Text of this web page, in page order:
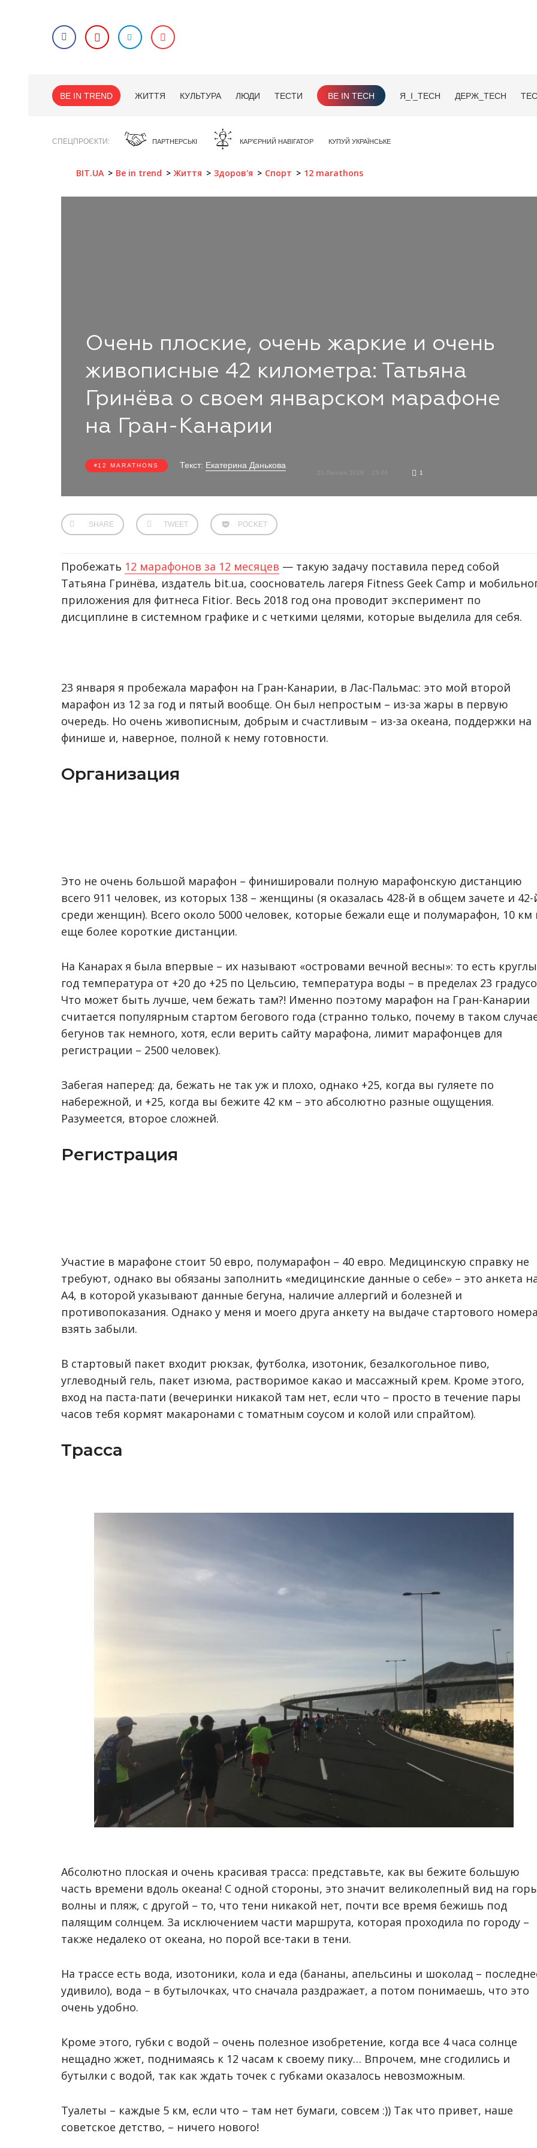
BE IN TREND ЖИТТЯ КУЛЬТУРА ЛЮДИ ТЕСТИ BE IN TECH Я_І_TECH ДЕРЖ_TECH
СПЕЦПРОЄКТИ ПАРТНЕРСЬКІ КАР'ЄРНИЙ НАВІГАТОР КУПУЙ УКРАЇНСЬКЕ
BIT.UA Be in trend Життя Здоров'я Спорт 12 marathons
Очень плоские, очень жаркие и очень
живописные 42 километра: Татьяна
Гринёва о своем январском марафоне
на Гран-Канарии
12 MARATHONS Текст: Екатерина Данькова
21 Лютого 2018 1
SHARE TWEET POCKET
Пробежать 12 марафонов за 12 месяцев — такую задачу поставила перед собой
Татьяна Гринёва, издатель bit.ua, сооснователь лагеря Fitness Geek Camp и
приложения для фитнеса Fitior. Весь 2018 год она проводит эксперимент по
дисциплине в системном графике и с четкими целями, которые выделила для себя.
23 января я пробежала марафон на Гран-Канарии, в Лас-Пальмас: это мой второй
марафон из 12 за год и пятый вообще. Он был непростым – из-за жары в первую
очередь. Но очень живописным, добрым и счастливым – из-за океана, поддержки на
финише и, наверное, полной к нему готовности.
Организация
Это не очень большой марафон – финишировали полную марафонскую дистанцию
всего 911 человек, из которых 138 – женщины (я оказалась 428-й в общем зачете и 42-
среди женщин). Всего около 5000 человек, которые бежали еще и полумарафон, 10 км
еще более короткие дистанции.
На Канарах я была впервые – их называют «островами вечной весны»: то есть
год температура от +20 до +25 по Цельсию, температура воды – в пределах 23
Что может быть лучше, чем бежать там?! Именно поэтому марафон на Гран-Канарии
считается популярным стартом бегового года (странно только, почему в таком
бегунов так немного, хотя, если верить сайту марафона, лимит марафонцев для
регистрации – 2500 человек).
Забегая наперед: да, бежать не так уж и плохо, однако +25, когда вы гуляете по
набережной, и +25, когда вы бежите 42 км – это абсолютно разные ощущения.
Разумеется, второе сложней.
Регистрация
Участие в марафоне стоит 50 евро, полумарафон – 40 евро. Медицинскую справку не
требуют, однако вы обязаны заполнить «медицинские данные о себе» – это анкета
А4, в которой указывают данные бегуна, наличие аллергий и болезней и
противопоказания. Однако у меня и моего друга анкету на выдаче стартового
взять забыли.
В стартовый пакет входит рюкзак, футболка, изотоник, безалкогольное пиво,
углеводный гель, пакет изюма, растворимое какао и массажный крем. Кроме этого,
вход на паста-пати (вечеринки никакой там нет, если что – просто в течение пары
часов тебя кормят макаронами с томатным соусом и колой или спрайтом).
Трасса
Абсолютно плоская и очень красивая трасса: представьте, как вы бежите большую
часть времени вдоль океана! С одной стороны, это значит великолепный вид на
волны и пляж, с другой – то, что тени никакой нет, почти все время бежишь под
палящим солнцем. За исключением части маршрута, которая проходила по городу –
также недалеко от океана, но порой все-таки в тени.
На трассе есть вода, изотоники, кола и еда (бананы, апельсины и шоколад –
удивило), вода – в бутылочках, что сначала раздражает, а потом понимаешь, что это
очень удобно.
Кроме этого, губки с водой – очень полезное изобретение, когда все 4 часа солнце
нещадно жжет, поднимаясь к 12 часам к своему пику… Впрочем, мне сгодились и
бутылки с водой, так как ждать точек с губками оказалось невозможным.
Туалеты – каждые 5 км, если что – там нет бумаги, совсем :)) Так что привет, наше
советское детство, – ничего нового!